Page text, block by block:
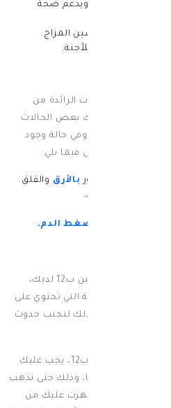
بهشاشة العظام ويدعم صحة
ويعمل على تحسين المزاج.
العيوب الخلقية للأجنة.
من الكميات الزائدة من
من خلال البول، إلا أن هناك بعض الحالات
التي تظهر لديها زيادة في فيتامين ب١٢ في الجسم، وفي حالة وجود
التي تتمثل فيما يلي:
في النوم والشعور بالأرق والقلق.
والإرهاق الشديد.
البلع.
ارتفاع ضغط الدم.
12
في حالة الشعور بأحد الأعراض الخاصة بزيادة فيتامين ب12 لديك،
المكملات الغذائية التي تحتوي على
الطبيب المختص، وذلك لتجنب حدوث
في الجسم.
وإذا كنت تتناول الأطعمة التي تحتوي على فيتامين ب12، يجب عليك
والتوقف عن تناولها، وذلك حتى تذهب
المختلفة التي ظهرت عليك من